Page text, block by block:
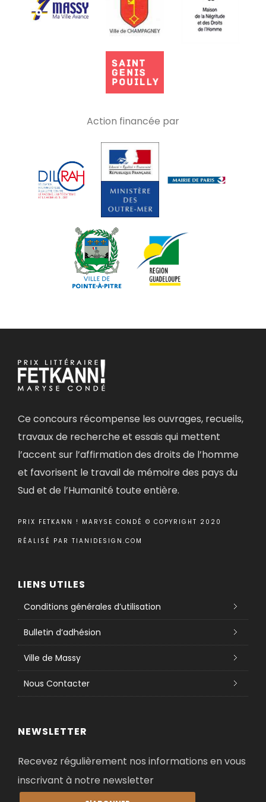
Action financée par
Ce concours récompense les ouvrages, recueils,
travaux de recherche et essais qui mettent
l’accent sur l’affirmation des droits de l’homme
et favorisent le travail de mémoire des pays du
Sud et de l’Humanité toute entière.
PRIX FETKANN ! MARYSE CONDÉ © COPYRIGHT 2020
RÉALISÉ PAR TIANIDESIGN.COM
LIENS UTILES
Conditions générales d’utilisation
Bulletin d’adhésion
Ville de Massy
Nous Contacter
NEWSLETTER
Recevez régulièrement nos informations en vous
inscrivant à notre newsletter